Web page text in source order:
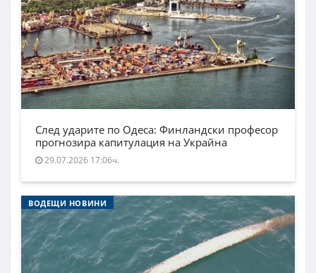
След ударите по Одеса: Финландски професор
прогнозира капитулация на Украйна
29.07.2026 17:06ч.
ВОДЕЩИ НОВИНИ